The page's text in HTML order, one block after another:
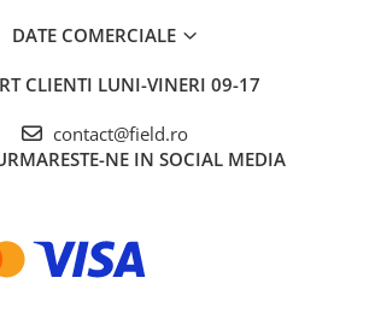
DATE COMERCIALE
CLIENTI LUNI-VINERI 09-17
contact@field.ro
NE IN SOCIAL MEDIA